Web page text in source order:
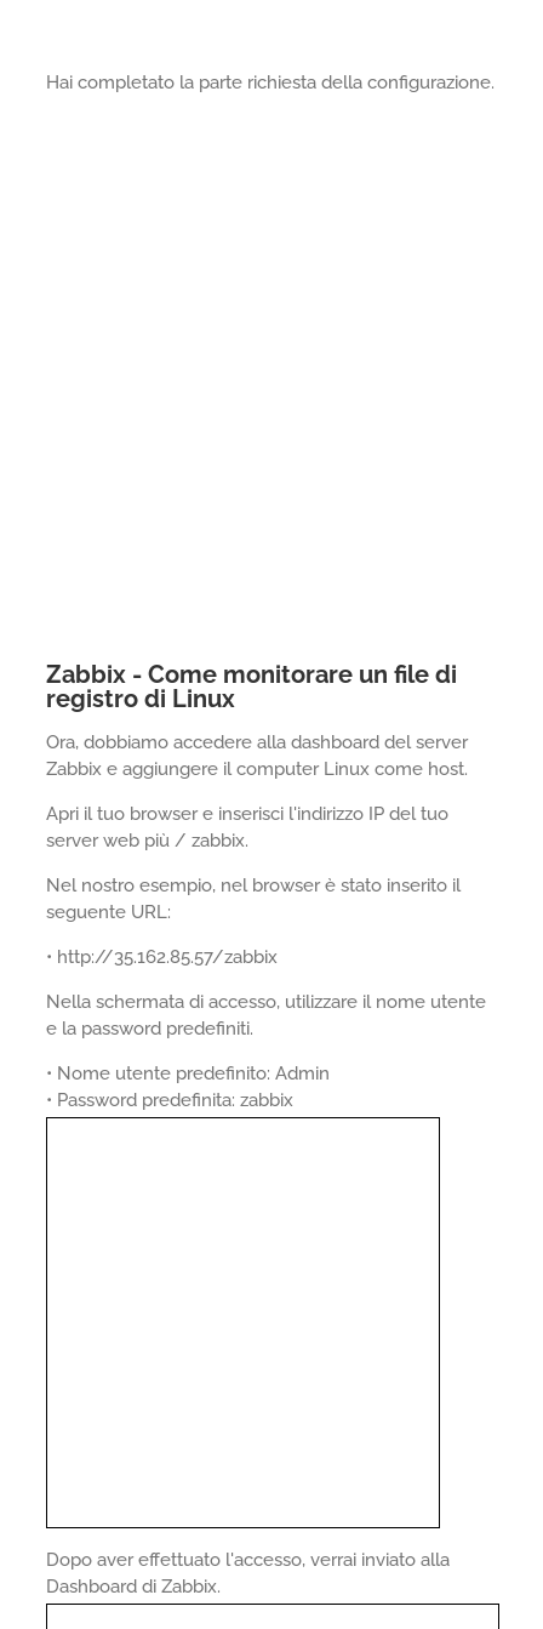
Hai completato la parte richiesta della configurazione.
Zabbix - Come monitorare un file di
registro di Linux
Ora, dobbiamo accedere alla dashboard del server
Zabbix e aggiungere il computer Linux come host.
Apri il tuo browser e inserisci l'indirizzo IP del tuo
server web più / zabbix.
Nel nostro esempio, nel browser è stato inserito il
seguente URL:
• http://35.162.85.57/zabbix
Nella schermata di accesso, utilizzare il nome utente
e la password predefiniti.
• Nome utente predefinito: Admin
• Password predefinita: zabbix
Dopo aver effettuato l'accesso, verrai inviato alla
Dashboard di Zabbix.